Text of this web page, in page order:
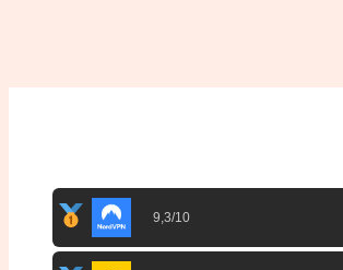
9,3/10